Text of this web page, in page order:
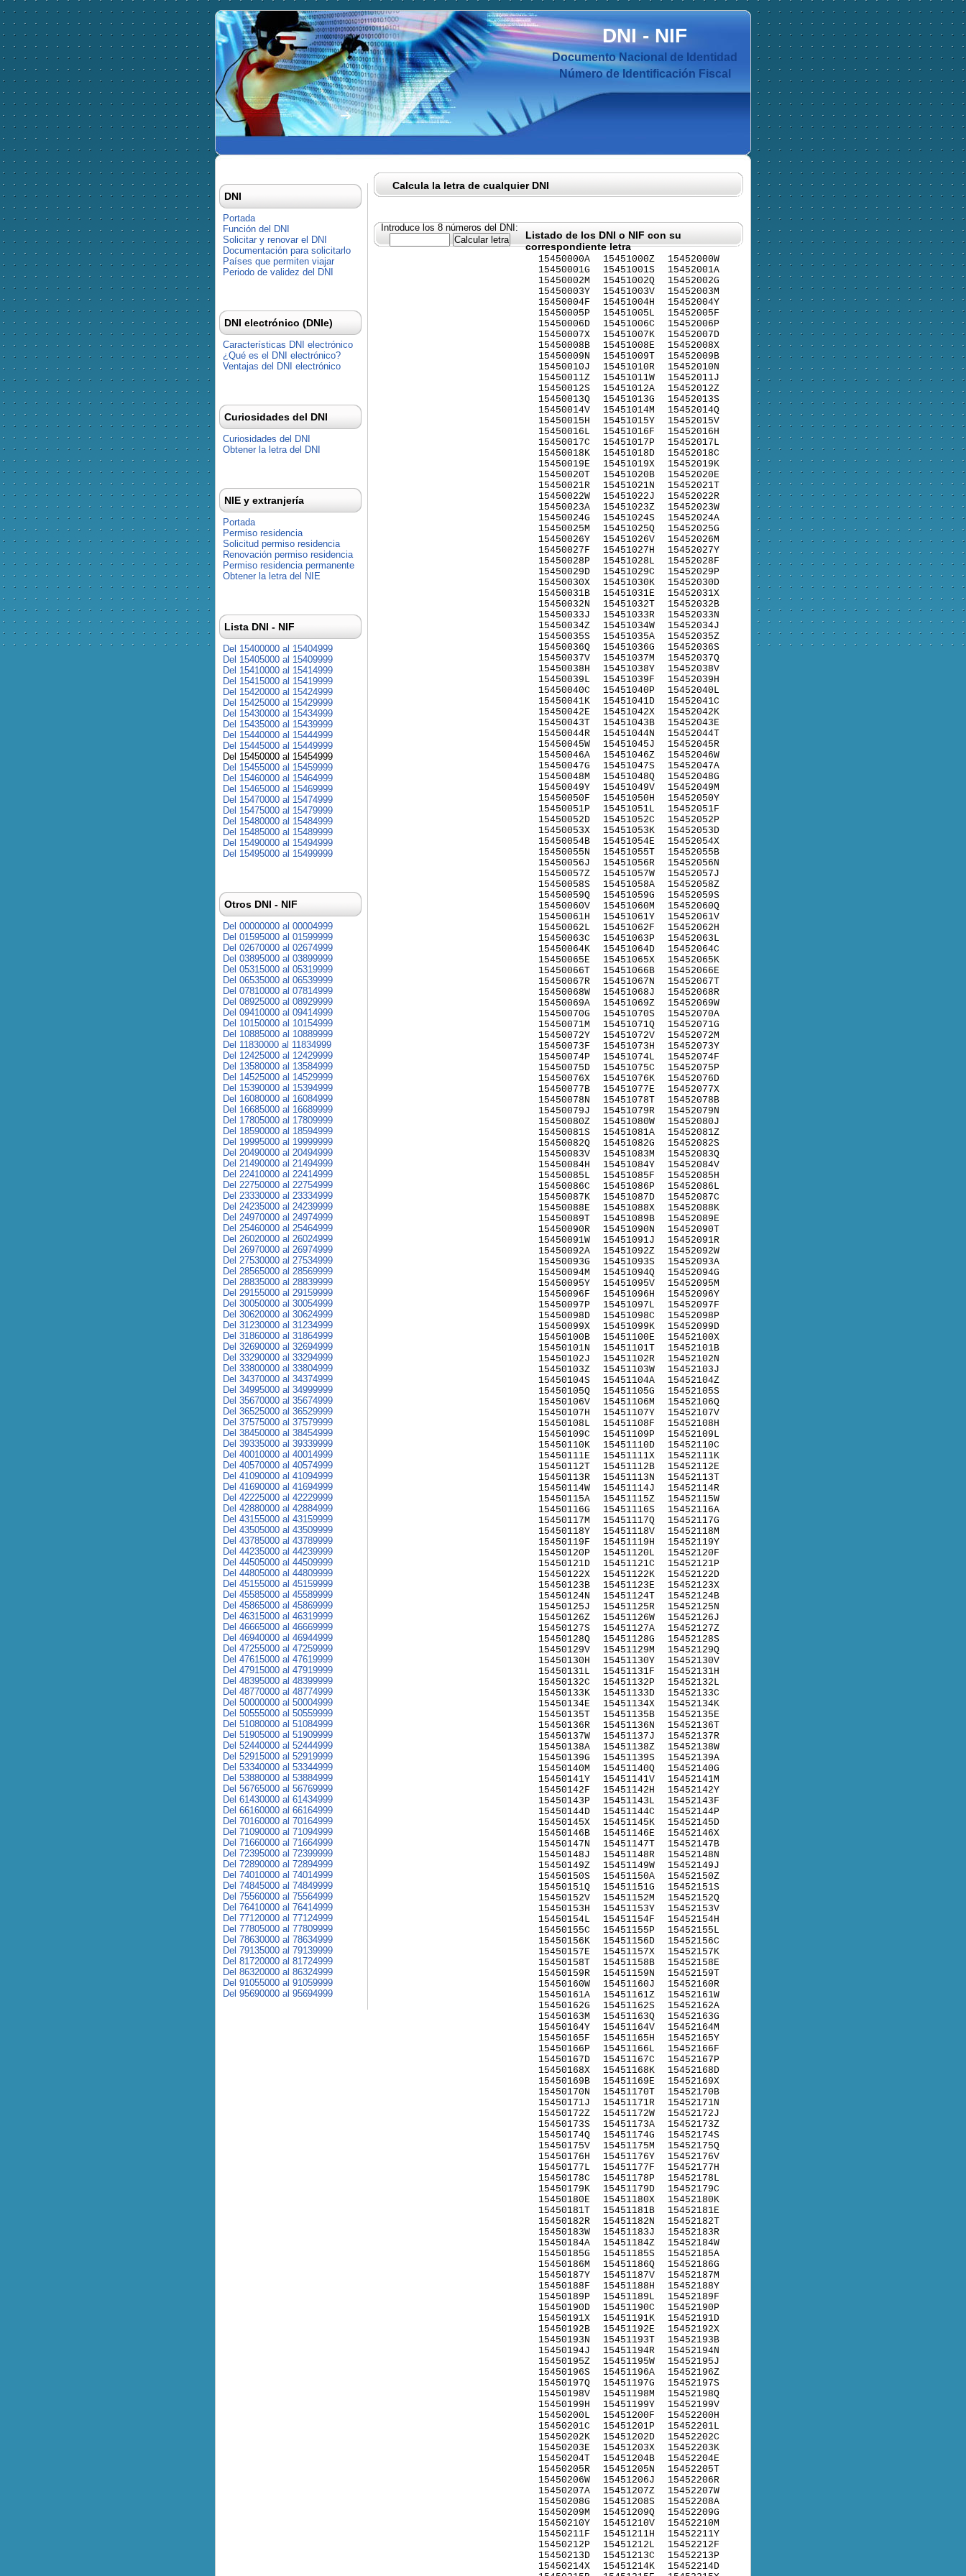
DNI-NIF
Documento Nacional de Identidad
Número de Identificación Fiscal
Calcula la letra de cualquier DNI
Introduce los 8 números del DNI:
Listado de los DNI o NIF con su
correspondiente letra
15450000A
15450001G
15450002M
15450003Y
15450004F
15450005P
15450006D
15450007X
15450008B
15450009N
15450010J
15450011Z
15450012S
15450013Q
15450014V
15450015H
15450016L
15450017C
15450018K
15450019E
15450020T
15450021R
15450022W
15450023A
15450024G
15450025M
15450026Y
15450027F
15450028P
15450029D
15450030X
15450031B
15450032N
15450033J
15450034Z
15450035S
15450036Q
15450037V
15450038H
15450039L
15450040C
15450041K
15450042E
15450043T
15450044R
15450045W
15450046A
15450047G
15450048M
15450049Y
15450050F
15450051P
15450052D
15450053X
15450054B
15450055N
15450056J
15450057Z
15450058S
15450059Q
15450060V
15450061H
15450062L
15450063C
15450064K
15450065E
15450066T
15450067R
15450068W
15450069A
15450070G
15450071M
15450072Y
15450073F
15450074P
15450075D
15450076X
15450077B
15450078N
15450079J
15450080Z
15450081S
15450082Q
15450083V
15450084H
15450085L
15450086C
15450087K
15450088E
15450089T
15450090R
15450091W
15450092A
15450093G
15450094M
15450095Y
15450096F
15450097P
15450098D
15450099X
15450100B
15450101N
15450102J
15450103Z
15450104S
15450105Q
15450106V
15450107H
15450108L
15450109C
15450110K
15450111E
15450112T
15450113R
15450114W
15450115A
15450116G
15450117M
15450118Y
15450119F
15450120P
15450121D
15450122X
15450123B
15450124N
15450125J
15450126Z
15450127S
15450128Q
15450129V
15450130H
15450131L
15450132C
15450133K
15450134E
15450135T
15450136R
15450137W
15450138A
15450139G
15450140M
15450141Y
15450142F
15450143P
15450144D
15450145X
15450146B
15450147N
15450148J
15450149Z
15450150S
15450151Q
15450152V
15450153H
15450154L
15450155C
15450156K
15450157E
15450158T
15450159R
15450160W
15450161A
15450162G
15450163M
15450164Y
15450165F
15450166P
15450167D
15450168X
15450169B
15450170N
15450171J
15450172Z
15450173S
15450174Q
15450175V
15450176H
15450177L
15450178C
15450179K
15450180E
15450181T
15450182R
15450183W
15450184A
15450185G
15450186M
15450187Y
15450188F
15450189P
15450190D
15450191X
15450192B
15450193N
15450194J
15450195Z
15450196S
15450197Q
15450198V
15450199H
15450200L
15450201C
15450202K
15450203E
15450204T
15450205R
15450206W
15450207A
15450208G
15450209M
15450210Y
15450211F
15450212P
15450213D
15450214X
15451000Z
15451001S
15451002Q
15451003V
15451004H
15451005L
15451006C
15451007K
15451008E
15451009T
15451010R
15451011W
15451012A
15451013G
15451014M
15451015Y
15451016F
15451017P
15451018D
15451019X
15451020B
15451021N
15451022J
15451023Z
15451024S
15451025Q
15451026V
15451027H
15451028L
15451029C
15451030K
15451031E
15451032T
15451033R
15451034W
15451035A
15451036G
15451037M
15451038Y
15451039F
15451040P
15451041D
15451042X
15451043B
15451044N
15451045J
15451046Z
15451047S
15451048Q
15451049V
15451050H
15451051L
15451052C
15451053K
15451054E
15451055T
15451056R
15451057W
15451058A
15451059G
15451060M
15451061Y
15451062F
15451063P
15451064D
15451065X
15451066B
15451067N
15451068J
15451069Z
15451070S
15451071Q
15451072V
15451073H
15451074L
15451075C
15451076K
15451077E
15451078T
15451079R
15451080W
15451081A
15451082G
15451083M
15451084Y
15451085F
15451086P
15451087D
15451088X
15451089B
15451090N
15451091J
15451092Z
15451093S
15451094Q
15451095V
15451096H
15451097L
15451098C
15451099K
15451100E
15451101T
15451102R
15451103W
15451104A
15451105G
15451106M
15451107Y
15451108F
15451109P
15451110D
15451111X
15451112B
15451113N
15451114J
15451115Z
15451116S
15451117Q
15451118V
15451119H
15451120L
15451121C
15451122K
15451123E
15451124T
15451125R
15451126W
15451127A
15451128G
15451129M
15451130Y
15451131F
15451132P
15451133D
15451134X
15451135B
15451136N
15451137J
15451138Z
15451139S
15451140Q
15451141V
15451142H
15451143L
15451144C
15451145K
15451146E
15451147T
15451148R
15451149W
15451150A
15451151G
15451152M
15451153Y
15451154F
15451155P
15451156D
15451157X
15451158B
15451159N
15451160J
15451161Z
15451162S
15451163Q
15451164V
15451165H
15451166L
15451167C
15451168K
15451169E
15451170T
15451171R
15451172W
15451173A
15451174G
15451175M
15451176Y
15451177F
15451178P
15451179D
15451180X
15451181B
15451182N
15451183J
15451184Z
15451185S
15451186Q
15451187V
15451188H
15451189L
15451190C
15451191K
15451192E
15451193T
15451194R
15451195W
15451196A
15451197G
15451198M
15451199Y
15451200F
15451201P
15451202D
15451203X
15451204B
15451205N
15451206J
15451207Z
15451208S
15451209Q
15451210V
15451211H
15451212L
15451213C
15451214K
15452000W
15452001A
15452002G
15452003M
15452004Y
15452005F
15452006P
15452007D
15452008X
15452009B
15452010N
15452011J
15452012Z
15452013S
15452014Q
15452015V
15452016H
15452017L
15452018C
15452019K
15452020E
15452021T
15452022R
15452023W
15452024A
15452025G
15452026M
15452027Y
15452028F
15452029P
15452030D
15452031X
15452032B
15452033N
15452034J
15452035Z
15452036S
15452037Q
15452038V
15452039H
15452040L
15452041C
15452042K
15452043E
15452044T
15452045R
15452046W
15452047A
15452048G
15452049M
15452050Y
15452051F
15452052P
15452053D
15452054X
15452055B
15452056N
15452057J
15452058Z
15452059S
15452060Q
15452061V
15452062H
15452063L
15452064C
15452065K
15452066E
15452067T
15452068R
15452069W
15452070A
15452071G
15452072M
15452073Y
15452074F
15452075P
15452076D
15452077X
15452078B
15452079N
15452080J
15452081Z
15452082S
15452083Q
15452084V
15452085H
15452086L
15452087C
15452088K
15452089E
15452090T
15452091R
15452092W
15452093A
15452094G
15452095M
15452096Y
15452097F
15452098P
15452099D
15452100X
15452101B
15452102N
15452103J
15452104Z
15452105S
15452106Q
15452107V
15452108H
15452109L
15452110C
15452111K
15452112E
15452113T
15452114R
15452115W
15452116A
15452117G
15452118M
15452119Y
15452120F
15452121P
15452122D
15452123X
15452124B
15452125N
15452126J
15452127Z
15452128S
15452129Q
15452130V
15452131H
15452132L
15452133C
15452134K
15452135E
15452136T
15452137R
15452138W
15452139A
15452140G
15452141M
15452142Y
15452143F
15452144P
15452145D
15452146X
15452147B
15452148N
15452149J
15452150Z
15452151S
15452152Q
15452153V
15452154H
15452155L
15452156C
15452157K
15452158E
15452159T
15452160R
15452161W
15452162A
15452163G
15452164M
15452165Y
15452166F
15452167P
15452168D
15452169X
15452170B
15452171N
15452172J
15452173Z
15452174S
15452175Q
15452176V
15452177H
15452178L
15452179C
15452180K
15452181E
15452182T
15452183R
15452184W
15452185A
15452186G
15452187M
15452188Y
15452189F
15452190P
15452191D
15452192X
15452193B
15452194N
15452195J
15452196Z
15452197S
15452198Q
15452199V
15452200H
15452201L
15452202C
15452203K
15452204E
15452205T
15452206R
15452207W
15452208A
15452209G
15452210M
15452211Y
15452212F
15452213P
15452214D
DNI
Portada
Función del DNI
Solicitar y renovar el DNI
Documentación para solicitarlo
Países que permiten viajar
Periodo de validez del DNI
DNI electrónico (DNIe)
Características DNI electrónico
¿Qué es el DNI electrónico?
Ventajas del DNI electrónico
Curiosidades del DNI
Curiosidades del DNI
Obtener la letra del DNI
NIE y extranjería
Portada
Permiso residencia
Solicitud permiso residencia
Renovación permiso residencia
Permiso residencia permanente
Obtener la letra del NIE
Lista DNI - NIF
Del 15400000 al 15404999
Del 15405000 al 15409999
Del 15410000 al 15414999
Del 15415000 al 15419999
Del 15420000 al 15424999
Del 15425000 al 15429999
Del 15430000 al 15434999
Del 15435000 al 15439999
Del 15440000 al 15444999
Del 15445000 al 15449999
Del 15450000 al 15454999
Del 15455000 al 15459999
Del 15460000 al 15464999
Del 15465000 al 15469999
Del 15470000 al 15474999
Del 15475000 al 15479999
Del 15480000 al 15484999
Del 15485000 al 15489999
Del 15490000 al 15494999
Del 15495000 al 15499999
Otros DNI - NIF
Del 00000000 al 00004999
Del 01595000 al 01599999
Del 02670000 al 02674999
Del 03895000 al 03899999
Del 05315000 al 05319999
Del 06535000 al 06539999
Del 07810000 al 07814999
Del 08925000 al 08929999
Del 09410000 al 09414999
Del 10150000 al 10154999
Del 10885000 al 10889999
Del 11830000 al 11834999
Del 12425000 al 12429999
Del 13580000 al 13584999
Del 14525000 al 14529999
Del 15390000 al 15394999
Del 16080000 al 16084999
Del 16685000 al 16689999
Del 17805000 al 17809999
Del 18590000 al 18594999
Del 19995000 al 19999999
Del 20490000 al 20494999
Del 21490000 al 21494999
Del 22410000 al 22414999
Del 22750000 al 22754999
Del 23330000 al 23334999
Del 24235000 al 24239999
Del 24970000 al 24974999
Del 25460000 al 25464999
Del 26020000 al 26024999
Del 26970000 al 26974999
Del 27530000 al 27534999
Del 28565000 al 28569999
Del 28835000 al 28839999
Del 29155000 al 29159999
Del 30050000 al 30054999
Del 30620000 al 30624999
Del 31230000 al 31234999
Del 31860000 al 31864999
Del 32690000 al 32694999
Del 33290000 al 33294999
Del 33800000 al 33804999
Del 34370000 al 34374999
Del 34995000 al 34999999
Del 35670000 al 35674999
Del 36525000 al 36529999
Del 37575000 al 37579999
Del 38450000 al 38454999
Del 39335000 al 39339999
Del 40010000 al 40014999
Del 40570000 al 40574999
Del 41090000 al 41094999
Del 41690000 al 41694999
Del 42225000 al 42229999
Del 42880000 al 42884999
Del 43155000 al 43159999
Del 43505000 al 43509999
Del 43785000 al 43789999
Del 44235000 al 44239999
Del 44505000 al 44509999
Del 44805000 al 44809999
Del 45155000 al 45159999
Del 45585000 al 45589999
Del 45865000 al 45869999
Del 46315000 al 46319999
Del 46665000 al 46669999
Del 46940000 al 46944999
Del 47255000 al 47259999
Del 47615000 al 47619999
Del 47915000 al 47919999
Del 48395000 al 48399999
Del 48770000 al 48774999
Del 50000000 al 50004999
Del 50555000 al 50559999
Del 51080000 al 51084999
Del 51905000 al 51909999
Del 52440000 al 52444999
Del 52915000 al 52919999
Del 53340000 al 53344999
Del 53880000 al 53884999
Del 56765000 al 56769999
Del 61430000 al 61434999
Del 66160000 al 66164999
Del 70160000 al 70164999
Del 71090000 al 71094999
Del 71660000 al 71664999
Del 72395000 al 72399999
Del 72890000 al 72894999
Del 74010000 al 74014999
Del 74845000 al 74849999
Del 75560000 al 75564999
Del 76410000 al 76414999
Del 77120000 al 77124999
Del 77805000 al 77809999
Del 78630000 al 78634999
Del 79135000 al 79139999
Del 81720000 al 81724999
Del 86320000 al 86324999
Del 91055000 al 91059999
Del 95690000 al 95694999